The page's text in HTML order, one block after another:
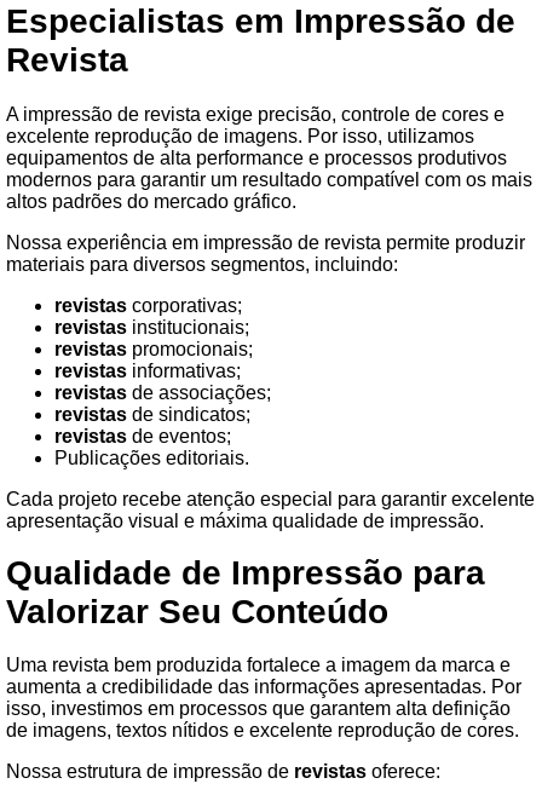
Especialistas em Impressão de
Revista
A impressão de revista exige precisão, controle de cores e
excelente reprodução de imagens. Por isso, utilizamos
equipamentos de alta performance e processos produtivos
modernos para garantir um resultado compatível com os mais
altos padrões do mercado gráfico.
Nossa experiência em impressão de revista permite produzir
materiais para diversos segmentos, incluindo:
revistas corporativas;
revistas institucionais;
revistas promocionais;
revistas informativas;
revistas de associações;
revistas de sindicatos;
revistas de eventos;
Publicações editoriais.
Cada projeto recebe atenção especial para garantir excelente
apresentação visual e máxima qualidade de impressão.
Qualidade de Impressão para
Valorizar Seu Conteúdo
Uma revista bem produzida fortalece a imagem da marca e
aumenta a credibilidade das informações apresentadas. Por
isso, investimos em processos que garantem alta definição
de imagens, textos nítidos e excelente reprodução de cores.
Nossa estrutura de impressão de revistas oferece: